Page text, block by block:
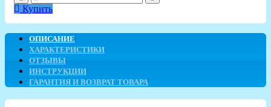
Купить
ОПИСАНИЕ
ХАРАКТЕРИСТИКИ
ОТЗЫВЫ
ИНСТРУКЦИИ
ГАРАНТИЯ И ВОЗВРАТ ТОВАРА